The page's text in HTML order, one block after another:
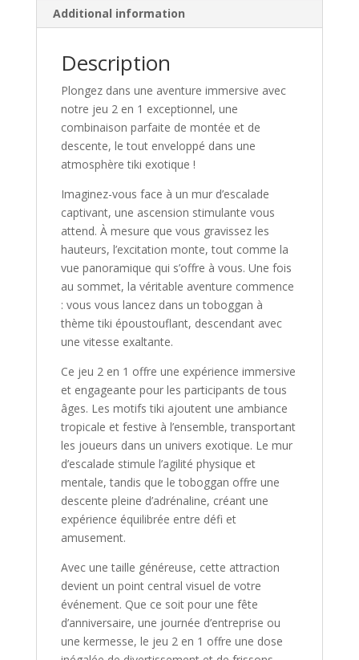
Additional information
Description
Plongez dans une aventure immersive avec
notre jeu 2 en 1 exceptionnel, une
combinaison parfaite de montée et de
descente, le tout enveloppé dans une
atmosphère tiki exotique !
Imaginez-vous face à un mur d’escalade
captivant, une ascension stimulante vous
attend. À mesure que vous gravissez les
hauteurs, l’excitation monte, tout comme la
vue panoramique qui s’offre à vous. Une fois
au sommet, la véritable aventure commence
: vous vous lancez dans un toboggan à
thème tiki époustouflant, descendant avec
une vitesse exaltante.
Ce jeu 2 en 1 offre une expérience immersive
et engageante pour les participants de tous
âges. Les motifs tiki ajoutent une ambiance
tropicale et festive à l’ensemble, transportant
les joueurs dans un univers exotique. Le mur
d’escalade stimule l’agilité physique et
mentale, tandis que le toboggan offre une
descente pleine d’adrénaline, créant une
expérience équilibrée entre défi et
amusement.
Avec une taille généreuse, cette attraction
devient un point central visuel de votre
événement. Que ce soit pour une fête
d’anniversaire, une journée d’entreprise ou
une kermesse, le jeu 2 en 1 offre une dose